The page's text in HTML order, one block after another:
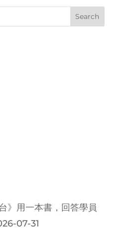
》用一本書，回答學員
07-31